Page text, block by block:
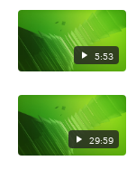
5:53
29:59